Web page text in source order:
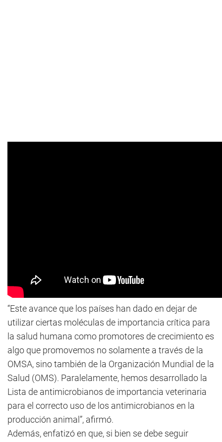
“Este avance que los países han dado en dejar de
utilizar ciertas moléculas de importancia crítica para
la salud humana como promotores de crecimiento es
algo que promovemos no solamente a través de la
OMSA, sino también de la Organización Mundial de la
Salud (OMS). Paralelamente, hemos desarrollado la
Lista de antimicrobianos de importancia veterinaria
para el correcto uso de los antimicrobianos en la
producción animal”, afirmó.
Además, enfatizó en que, si bien se debe seguir